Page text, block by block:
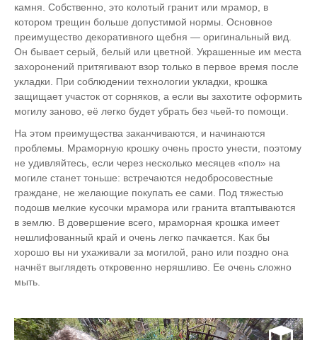
камня. Собственно, это колотый гранит или мрамор, в
котором трещин больше допустимой нормы. Основное
преимущество декоративного щебня — оригинальный вид.
Он бывает серый, белый или цветной. Украшенные им места
захоронений притягивают взор только в первое время после
укладки. При соблюдении технологии укладки, крошка
защищает участок от сорняков, а если вы захотите оформить
могилу заново, её легко будет убрать без чьей-то помощи.
На этом преимущества заканчиваются, и начинаются
проблемы. Мраморную крошку очень просто унести, поэтому
не удивляйтесь, если через несколько месяцев «пол» на
могиле станет тоньше: встречаются недобросовестные
граждане, не желающие покупать ее сами. Под тяжестью
подошв мелкие кусочки мрамора или гранита втаптываются
в землю. В довершение всего, мраморная крошка имеет
нешлифованный край и очень легко пачкается. Как бы
хорошо вы ни ухаживали за могилой, рано или поздно она
начнёт выглядеть откровенно неряшливо. Ее очень сложно
мыть.